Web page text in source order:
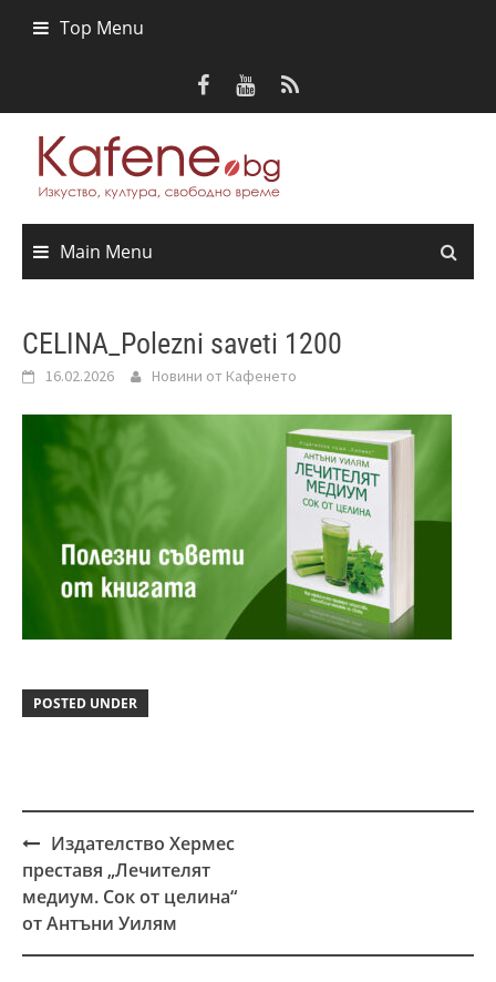
Top Menu
Main Menu
CELINA_Polezni saveti 1200
16.02.2026 Новини от Кафенето
POSTED UNDER
Post
navigation
Издателство Хермес
преставя „Лечителят
медиум. Сок от целина“
от Антъни Уилям